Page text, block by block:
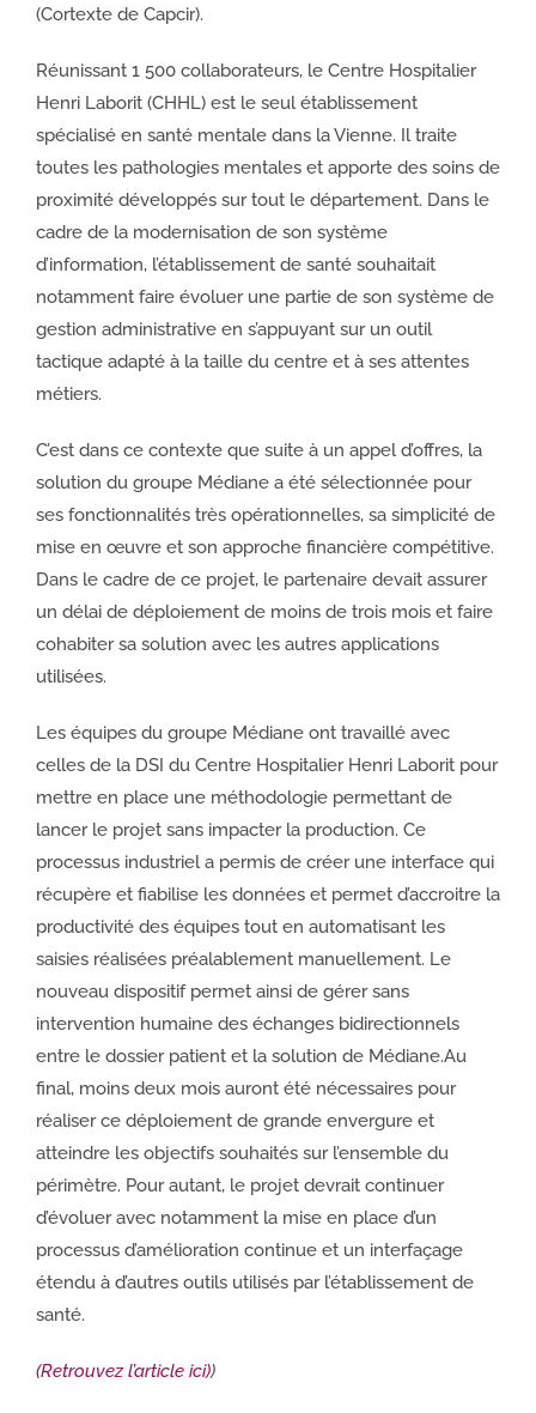
(Cortexte de Capcir).
Réunissant 1 500 collaborateurs, le Centre Hospitalier
Henri Laborit (CHHL) est le seul établissement
spécialisé en santé mentale dans la Vienne. Il traite
toutes les pathologies mentales et apporte des soins de
proximité développés sur tout le département. Dans le
cadre de la modernisation de son système
d’information, l’établissement de santé souhaitait
notamment faire évoluer une partie de son système de
gestion administrative en s’appuyant sur un outil
tactique adapté à la taille du centre et à ses attentes
métiers.
C’est dans ce contexte que suite à un appel d’offres, la
solution du groupe Médiane a été sélectionnée pour
ses fonctionnalités très opérationnelles, sa simplicité de
mise en œuvre et son approche financière compétitive.
Dans le cadre de ce projet, le partenaire devait assurer
un délai de déploiement de moins de trois mois et faire
cohabiter sa solution avec les autres applications
utilisées.
Les équipes du groupe Médiane ont travaillé avec
celles de la DSI du Centre Hospitalier Henri Laborit pour
mettre en place une méthodologie permettant de
lancer le projet sans impacter la production. Ce
processus industriel a permis de créer une interface qui
récupère et fiabilise les données et permet d’accroitre la
productivité des équipes tout en automatisant les
saisies réalisées préalablement manuellement. Le
nouveau dispositif permet ainsi de gérer sans
intervention humaine des échanges bidirectionnels
entre le dossier patient et la solution de Médiane.Au
final, moins deux mois auront été nécessaires pour
réaliser ce déploiement de grande envergure et
atteindre les objectifs souhaités sur l’ensemble du
périmètre. Pour autant, le projet devrait continuer
d’évoluer avec notamment la mise en place d’un
processus d’amélioration continue et un interfaçage
étendu à d’autres outils utilisés par l’établissement de
santé.
(Retrouvez l’article ici))